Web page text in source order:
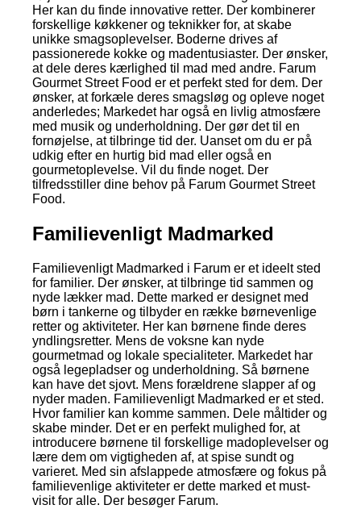
Her kan du finde innovative retter. Der kombinerer
forskellige køkkener og teknikker for, at skabe
unikke smagsoplevelser. Boderne drives af
passionerede kokke og madentusiaster. Der ønsker,
at dele deres kærlighed til mad med andre. Farum
Gourmet Street Food er et perfekt sted for dem. Der
ønsker, at forkæle deres smagsløg og opleve noget
anderledes; Markedet har også en livlig atmosfære
med musik og underholdning. Der gør det til en
fornøjelse, at tilbringe tid der. Uanset om du er på
udkig efter en hurtig bid mad eller også en
gourmetoplevelse. Vil du finde noget. Der
tilfredsstiller dine behov på Farum Gourmet Street
Food.
Familievenligt Madmarked
Familievenligt Madmarked i Farum er et ideelt sted
for familier. Der ønsker, at tilbringe tid sammen og
nyde lækker mad. Dette marked er designet med
børn i tankerne og tilbyder en række børnevenlige
retter og aktiviteter. Her kan børnene finde deres
yndlingsretter. Mens de voksne kan nyde
gourmetmad og lokale specialiteter. Markedet har
også legepladser og underholdning. Så børnene
kan have det sjovt. Mens forældrene slapper af og
nyder maden. Familievenligt Madmarked er et sted.
Hvor familier kan komme sammen. Dele måltider og
skabe minder. Det er en perfekt mulighed for, at
introducere børnene til forskellige madoplevelser og
lære dem om vigtigheden af, at spise sundt og
varieret. Med sin afslappede atmosfære og fokus på
familievenlige aktiviteter er dette marked et must-
visit for alle. Der besøger Farum.